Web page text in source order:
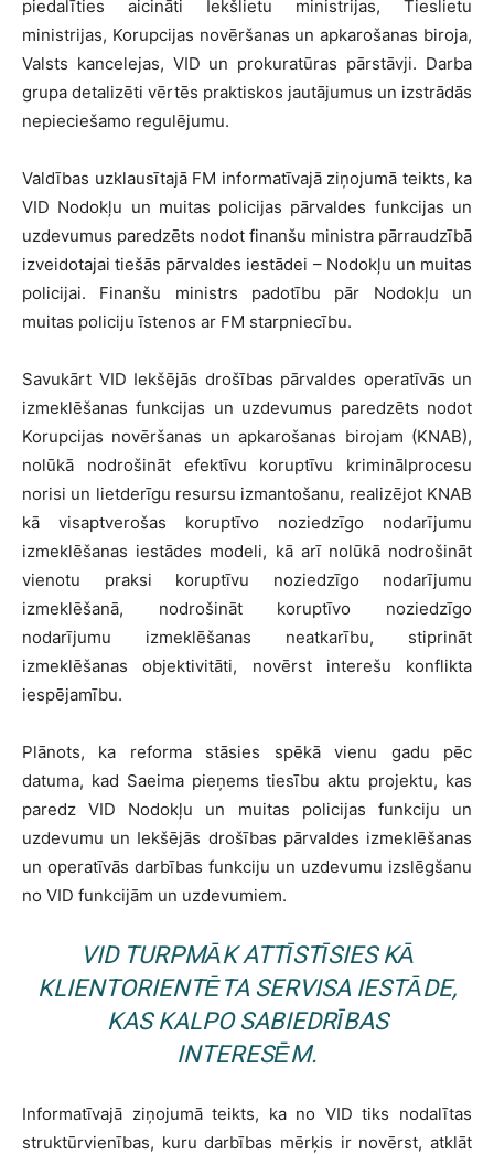
piedalīties aicināti Iekšlietu ministrijas, Tieslietu
ministrijas, Korupcijas novēršanas un apkarošanas biroja,
Valsts kancelejas, VID un prokuratūras pārstāvji. Darba
grupa detalizēti vērtēs praktiskos jautājumus un izstrādās
nepieciešamo regulējumu.
Valdības uzklausītajā FM informatīvajā ziņojumā teikts, ka
VID Nodokļu un muitas policijas pārvaldes funkcijas un
uzdevumus paredzēts nodot finanšu ministra pārraudzībā
izveidotajai tiešās pārvaldes iestādei – Nodokļu un muitas
policijai. Finanšu ministrs padotību pār Nodokļu un
muitas policiju īstenos ar FM starpniecību.
Savukārt VID Iekšējās drošības pārvaldes operatīvās un
izmeklēšanas funkcijas un uzdevumus paredzēts nodot
Korupcijas novēršanas un apkarošanas birojam (KNAB),
nolūkā nodrošināt efektīvu koruptīvu kriminālprocesu
norisi un lietderīgu resursu izmantošanu, realizējot KNAB
kā visaptverošas koruptīvo noziedzīgo nodarījumu
izmeklēšanas iestādes modeli, kā arī nolūkā nodrošināt
vienotu praksi koruptīvu noziedzīgo nodarījumu
izmeklēšanā, nodrošināt koruptīvo noziedzīgo
nodarījumu izmeklēšanas neatkarību, stiprināt
izmeklēšanas objektivitāti, novērst interešu konflikta
iespējamību.
Plānots, ka reforma stāsies spēkā vienu gadu pēc
datuma, kad Saeima pieņems tiesību aktu projektu, kas
paredz VID Nodokļu un muitas policijas funkciju un
uzdevumu un Iekšējās drošības pārvaldes izmeklēšanas
un operatīvās darbības funkciju un uzdevumu izslēgšanu
no VID funkcijām un uzdevumiem.
VID TURPMĀK ATTĪSTĪSIES KĀ
KLIENTORIENTĒTA SERVISA IESTĀDE,
KAS KALPO SABIEDRĪBAS
INTERESĒM.
Informatīvajā ziņojumā teikts, ka no VID tiks nodalītas
struktūrvienības, kuru darbības mērķis ir novērst, atklāt